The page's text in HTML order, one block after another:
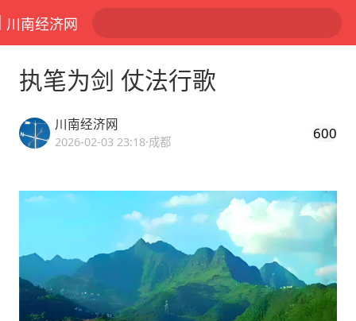
川南经济网
执笔为剑 仗法行歌
川南经济网
2026-02-03 23:18·成都 600